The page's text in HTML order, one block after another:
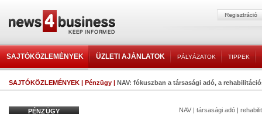
SAJTÓKÖZLEMÉNYEK ÜZLETI AJÁNLATOK PÁLYÁZATOK TIPPEK
SAJTÓKÖZLEMÉNYEK | Pénzügy | NAV: fókuszban a társasági adó, a
PÉNZÜGY NAV | társasági adó |